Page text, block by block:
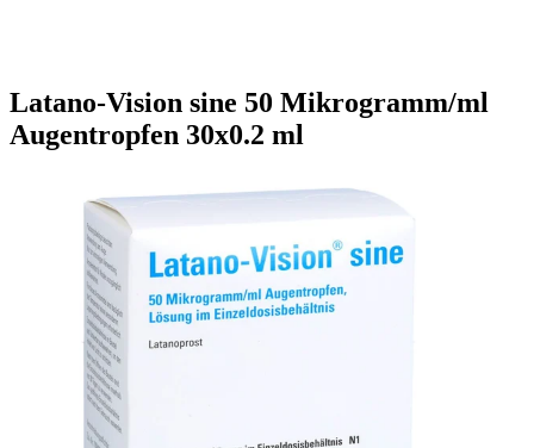
Latano-Vision sine 50 Mikrogramm/ml
Augentropfen 30x0.2 ml